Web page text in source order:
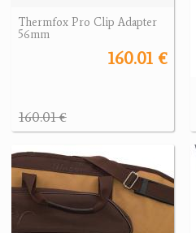
Thermfox Pro Clip Adapter
56mm
160.01 €
160.01 €